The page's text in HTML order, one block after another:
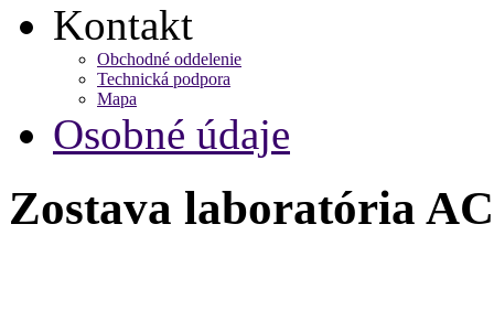
Kontakt
Obchodné oddelenie
Technická podpora
Mapa
Osobné údaje
Zostava laboratória